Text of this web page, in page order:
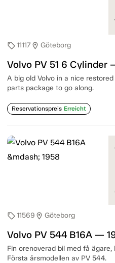
sell11117location_on Göteborg
Volvo PV 51 6 Cylinder
A big old Volvo in a nice
parts package to go along.
Reservationspreis Erreicht
sell11569 location_on Göteborg
Volvo PV 544 B16A —
Fin orenoverad bil med få
Första årsmodellen av PV 544.